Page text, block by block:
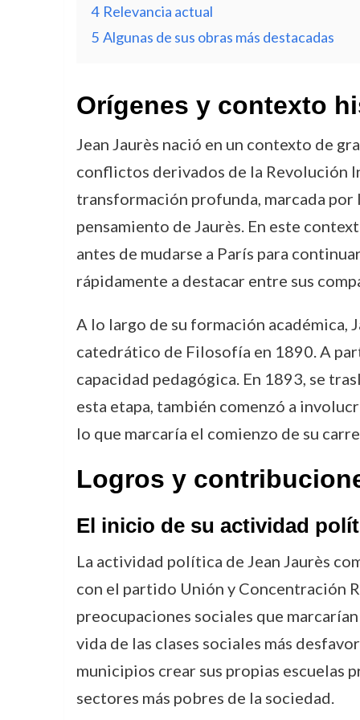
4 Relevancia actual
5 Algunas de sus obras más destacadas
Orígenes y contexto
Jean Jaurès nació en un contexto de
conflictos derivados de la Revolución
transformación profunda, marcada
pensamiento de Jaurès. En este
antes de mudarse a París para
rápidamente a destacar entre sus
A lo largo de su formación
catedrático de Filosofía en 1890. A
capacidad pedagógica. En 1893, se
esta etapa, también comenzó a
lo que marcaría el comienzo de su
Logros y
El inicio de su actividad
La actividad política de Jean Jaurès
con el partido Unión y Concentración
preocupaciones sociales que
vida de las clases sociales más
municipios crear sus propias
sectores más pobres de la sociedad.